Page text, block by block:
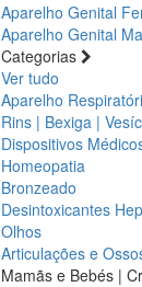
Aparelho Genital
Aparelho Genital
Categorias
Ver tudo
Aparelho
Rins | Bexiga |
Dispositivos
Homeopatia
Bronzeado
Desintoxicantes
Olhos
Articulações e
Mamãs e Bebés |